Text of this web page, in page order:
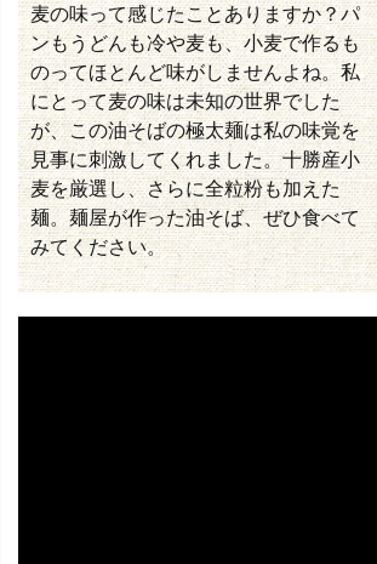
麦の味って感じたことありますか？パ
ンもうどんも冷や麦も、小麦で作るも
のってほとんど味がしませんよね。私
にとって麦の味は未知の世界でした
が、この油そばの極太麺は私の味覚を
見事に刺激してくれました。十勝産小
麦を厳選し、さらに全粒粉も加えた
麺。麺屋が作った油そば、ぜひ食べて
みてください。